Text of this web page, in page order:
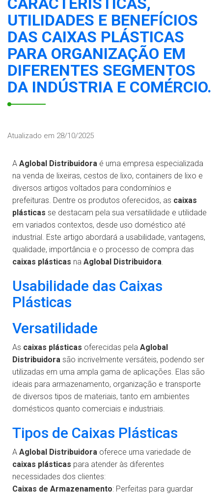
UTILIDADES E BENEFÍCIOS
DAS CAIXAS PLÁSTICAS
PARA ORGANIZAÇÃO EM
DIFERENTES SEGMENTOS
DA INDÚSTRIA E COMÉRCIO.
Atualizado em 28/10/2025
A Aglobal Distribuidora é uma empresa especializada
na venda de lixeiras, cestos de lixo, containers de lixo e
diversos artigos voltados para condomínios e
prefeituras. Dentre os produtos oferecidos, as caixas
plásticas se destacam pela sua versatilidade e utilidade
em variados contextos, desde uso doméstico até
industrial. Este artigo abordará a usabilidade, vantagens,
qualidade, importância e o processo de compra das
caixas plásticas na Aglobal Distribuidora.
Usabilidade das Caixas
Plásticas
Versatilidade
As caixas plásticas oferecidas pela Aglobal
Distribuidora são incrivelmente versáteis, podendo ser
utilizadas em uma ampla gama de aplicações. Elas são
ideais para armazenamento, organização e transporte
de diversos tipos de materiais, tanto em ambientes
domésticos quanto comerciais e industriais.
Tipos de Caixas Plásticas
A Aglobal Distribuidora oferece uma variedade de
caixas plásticas para atender às diferentes
necessidades dos clientes:
Caixas de Armazenamento: Perfeitas para guardar